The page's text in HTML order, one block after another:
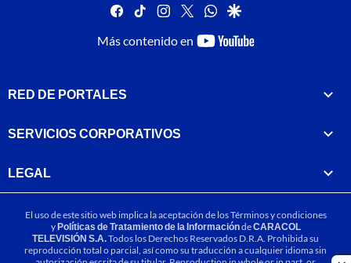
facebook
tiktok instagram
twitterwhatsapp
google
Más contenido en
youtube-
RED DE PORTALES
SERVICIOS CORPORATIVOS
LEGAL
El uso de este sitio web implica la aceptación de losTérminos y condiciones
yPolíticas de Tratamiento de la InformacióndeCARACOL
TELEVISIÓN S.A.Todos los Derechos Reservados D.R.A. Prohibida su
reproducción total o parcial, así como su traducción a cualquier idioma sin